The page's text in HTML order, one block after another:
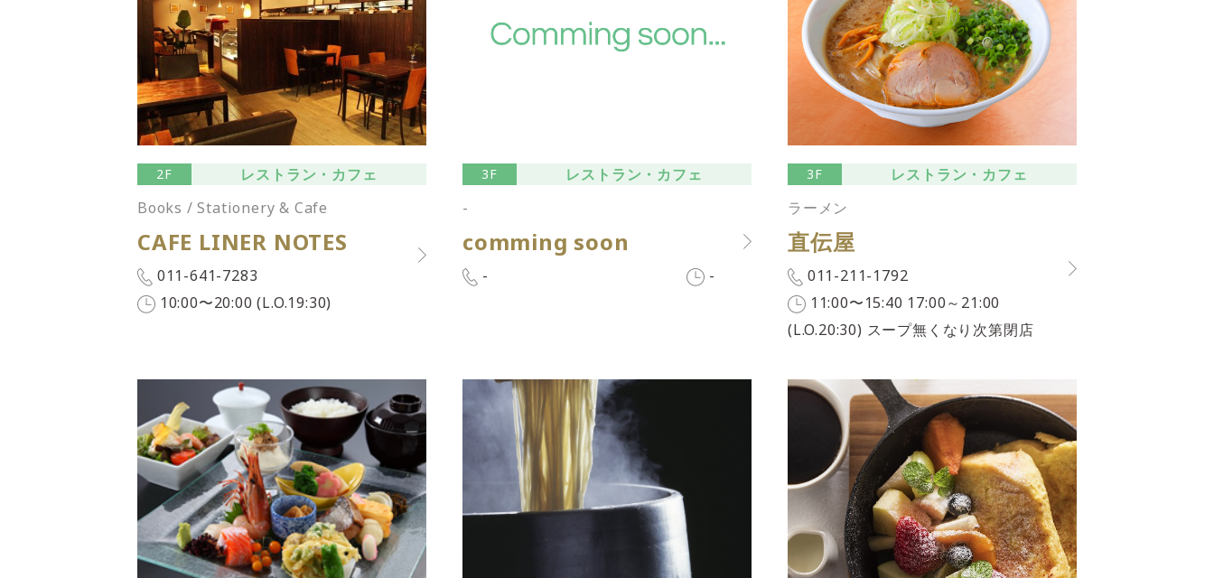
2F
レストラン・カフェ
Books / Stationery & Cafe
CAFE LINER NOTES
011-641-7283
10:00〜20:00 (L.O.19:30)
3F
レストラン・カフェ
-
comming soon
- -
3F
レストラン・カフェ
ラーメン
直伝屋
011-211-1792
11:00〜15:40 17:00～21:00
(L.O.20:30) スープ無くなり次第閉店